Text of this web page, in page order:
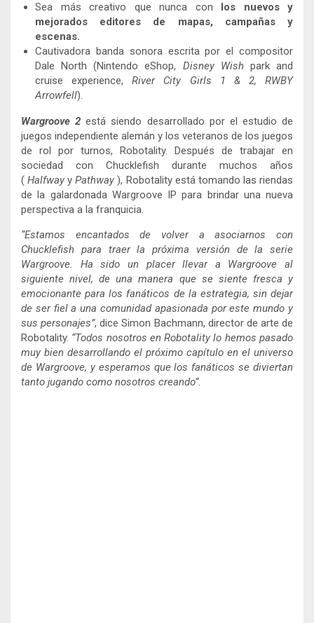
Sea más creativo que nunca con
los nuevos y
mejorados editores de mapas, campañas y
escenas.
Cautivadora banda sonora escrita por el compositor
Dale North (Nintendo eShop, Disney Wishpark and
cruise experience,River City Girls 1 & 2, RWBY
Arrowfell).
Wargroove 2 está siendo desarrollado por el estudio de
juegos independiente alemán y los veteranos de los juegos
de rol por turnos, Robotality. Después de trabajar en
sociedad con Chucklefish durante muchos años
(Halfway yPathway ), Robotality está tomando las riendas
de la galardonada Wargroove IP para brindar una nueva
perspectiva a la franquicia.
“Estamos encantados de volver a asociarnos con
Chucklefish para traer la próxima versión de la serie
Wargroove. Ha sido un placer llevar a Wargroove al
siguiente nivel, de una manera que se siente fresca y
emocionante para los fanáticos de la estrategia, sin dejar
de ser fiel a una comunidad apasionada por este mundo y
sus personajes”, dice Simon Bachmann, director de arte de
Robotality. “Todos nosotros en Robotality lo hemos pasado
muy bien desarrollando el próximo capítulo en el universo
de Wargroove, y esperamos que los fanáticos se diviertan
tanto jugando como nosotros creando”.